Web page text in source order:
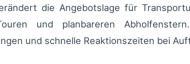
die Angebotslage für
und planbareren
und schnelle Reaktionszeiten bei